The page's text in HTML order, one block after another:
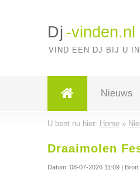
Dj -vinden.nl
VIND EEN DJ BIJ U
Nieuws
U bent nu hier: Home»
Draaimolen
Datum: 08-07-2026 11:09| Bron: